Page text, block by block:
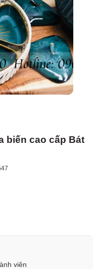
biến cao cấp Bát
viên